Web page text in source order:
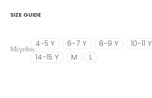
SIZE GUIDE
Μέγεθος
4-5 Y 6-7 Y 8-9 Y 10-11 Y
14-15 Y
M L